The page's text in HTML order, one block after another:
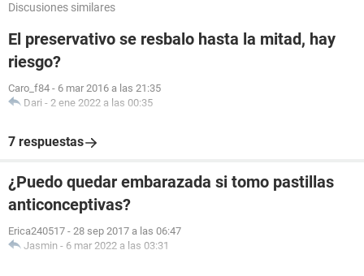
Discusiones similares
El preservativo se resbalo hasta la mitad, hay
riesgo?
Caro_f84 - 6 mar 2016 a las 21:35
Dari - 2 ene 2022 a las 00:35
7 respuestas
¿Puedo quedar embarazada si tomo pastillas
anticonceptivas?
Erica240517 - 28 sep 2017 a las 06:47
Jasmin - 6 mar 2022 a las 03:31